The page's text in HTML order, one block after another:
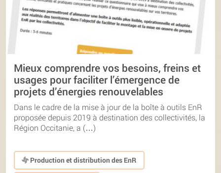
Mieux comprendre vos besoins, freins et
usages pour faciliter l’émergence de
projets d’énergies renouvelables
Dans le cadre de la mise à jour de la boîte à outils EnR
proposée depuis 2019 à destination des collectivités, la
Région Occitanie, a (…)
Production et distribution des EnR